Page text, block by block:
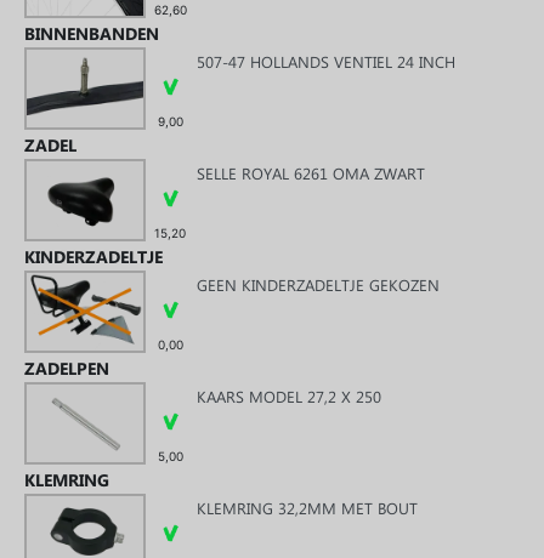
62,60
BINNENBANDEN
9,00
507-47 HOLLANDS VENTIEL 24 INCH
ZADEL
15,20
SELLE ROYAL 6261 OMA ZWART
KINDERZADELTJE
0,00
GEEN KINDERZADELTJE GEKOZEN
ZADELPEN
5,00
KAARS MODEL 27,2 X 250
KLEMRING
KLEMRING 32,2MM MET BOUT